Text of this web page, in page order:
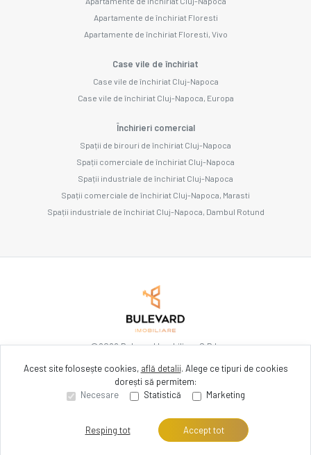
Apartamente de închiriat Floresti
Apartamente de închiriat Floresti, Vivo
Case vile de închiriat
Case vile de închiriat Cluj-Napoca
Case vile de închiriat Cluj-Napoca, Europa
Închirieri comercial
Spații de birouri de închiriat Cluj-Napoca
Spații comerciale de închiriat Cluj-Napoca
Spații industriale de închiriat Cluj-Napoca
Spații comerciale de închiriat Cluj-Napoca, Marasti
Spații industriale de închiriat Cluj-Napoca, Dambul Rotund
©2026Bulevard Imobiliare S.R.L.
Site creat în
Acest site folosește cookies, află detalii. Alege ce tipuri de cookies
dorești să permitem:
Necesare
Statistică Marketing
Resping tot Accept tot